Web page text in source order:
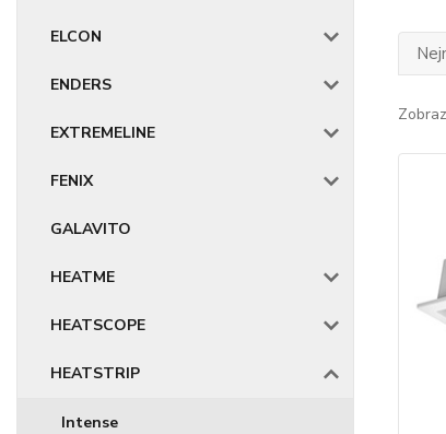
ELCON
ENDERS
EXTREMELINE
FENIX
GALAVITO
HEATME
HEATSCOPE
HEATSTRIP
Intense